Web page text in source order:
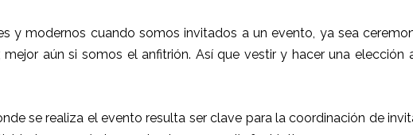
y modernos cuando somos invitados a un evento, ya sea
mejor aún si somos el anfitrión. Así que vestir y hacer una
se realiza el evento resulta ser clave para la coordinación de